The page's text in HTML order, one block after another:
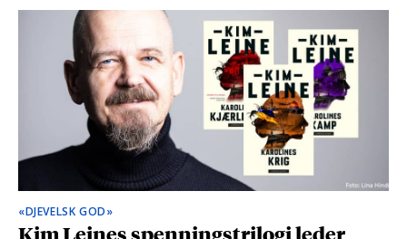
«DJEVELSK GOD»
Kim Leines spenningstrilogi leder